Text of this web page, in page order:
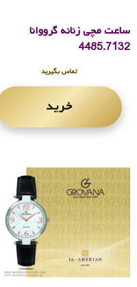
ساعت مچی زنانه گرووانا
4485.7132
تماس بگیرید
خرید